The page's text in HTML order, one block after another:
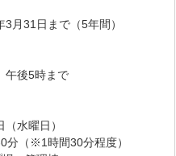
31日まで（5年間）
後5時まで
水曜日）
（※1時間30分程度）